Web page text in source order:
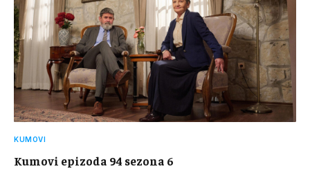
KUMOVI
Kumovi epizoda 94 sezona 6